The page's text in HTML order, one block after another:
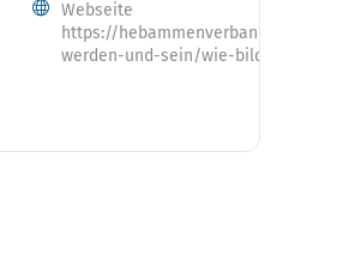
Webseite
https://hebammenverband.de/
werden-und-sein/wie-bilde-ich-mich-